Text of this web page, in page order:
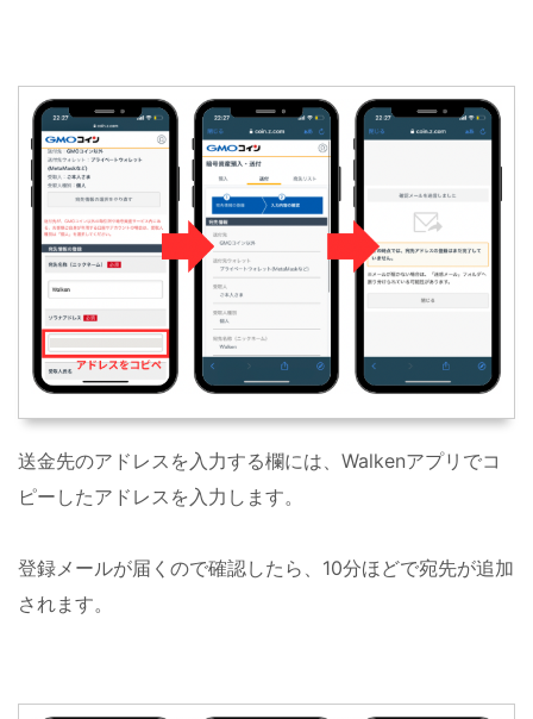
送金先のアドレスを入力する欄には、Walkenアプリでコ
ピーしたアドレスを入力します。
登録メールが届くので確認したら、10分ほどで宛先が追加
されます。